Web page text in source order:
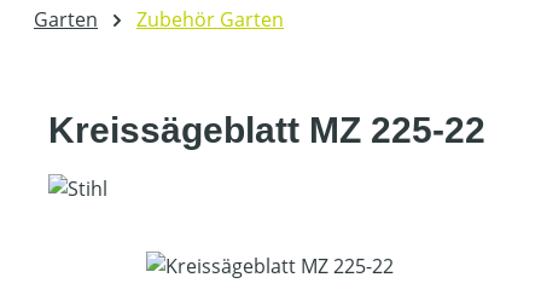
Garten Zubehör Garten
Kreissägeblatt MZ 225-22
Bildergalerie überspringen